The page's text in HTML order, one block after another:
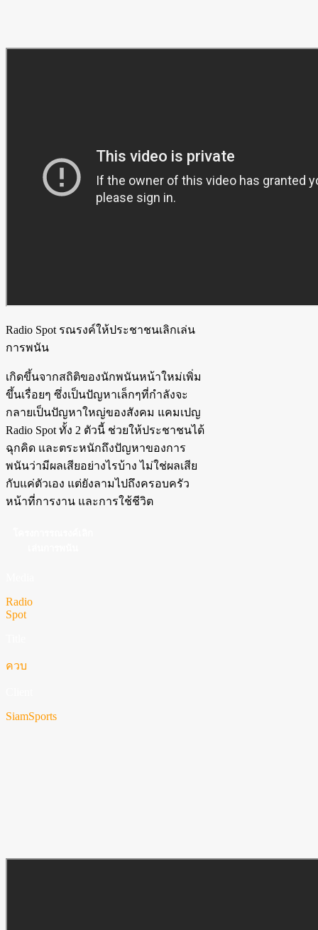
Radio Spot รณรงค์ให้ประชาชนเลิกเล่น
การพนัน
เกิดขึ้นจากสถิติของนักพนันหน้าใหม่เพิ่ม
ขึ้นเรื่อยๆ ซึ่งเป็นปัญหาเล็กๆที่กำลังจะ
กลายเป็นปัญหาใหญ่ของสังคม แคมเปญ
Radio Spot ทั้ง 2 ตัวนี้ ช่วยให้ประชาชนได้
ฉุกคิด และตระหนักถึงปัญหาของการ
พนันว่ามีผลเสียอย่างไรบ้าง ไม่ใช่ผลเสีย
กับแค่ตัวเอง แต่ยังลามไปถึงครอบครัว
หน้าที่การงาน และการใช้ชีวิต
Radio
Spot
ควบ
SiamSports